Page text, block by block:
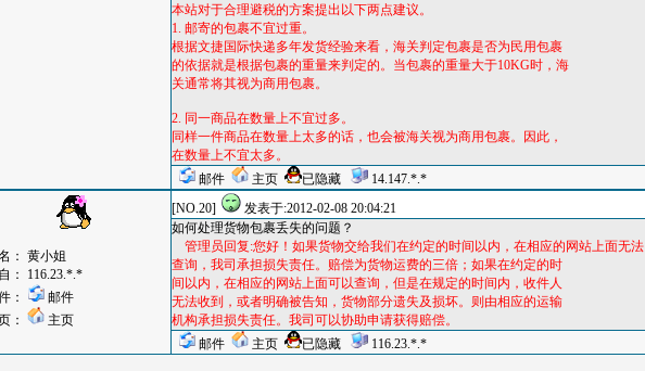
本站对于合理避税的方案提出以下两点建议。
1. 邮寄的包裹不宜过重。
根据文捷国际快递多年发货经验来看，海关判定包裹是否为民用包裹
的依据就是根据包裹的重量来判定的。当包裹的重量大于10KG时，海
关通常将其视为商用包裹。
2. 同一商品在数量上不宜过多。
同样一件商品在数量上太多的话，也会被海关视为商用包裹。因此，
在数量上不宜太多。
邮件
主页 已隐藏 14.147.*.*
： 黄小姐
： 116.23.*.*
：
邮件
：
主页
[NO.20]
发表于:2012-02-08 20:04:21
如何处理货物包裹丢失的问题？
管理员回复:您好！如果货物交给我们在约定的时间以内，在相应的网站上面无法
查询，我司承担损失责任。赔偿为货物运费的三倍；如果在约定的时
间以内，在相应的网站上面可以查询，但是在规定的时间内，收件人
无法收到，或者明确被告知，货物部分遗失及损坏。则由相应的运输
机构承担损失责任。我司可以协助申请获得赔偿。
邮件
主页 已隐藏 116.23.*.*